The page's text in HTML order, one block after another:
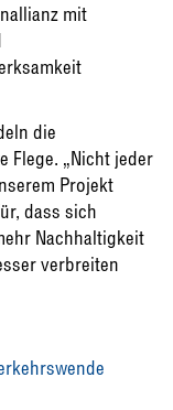
mit
die
Flege. „Nicht jeder
Projekt
dass sich
Nachhaltigkeit
verbreiten